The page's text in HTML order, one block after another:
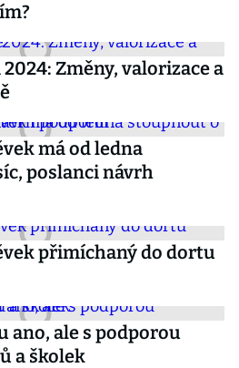
Změny, valorizace a
má od ledna
poslanci návrh
přimíchaný do dortu
ano, ale s podporou
a školek